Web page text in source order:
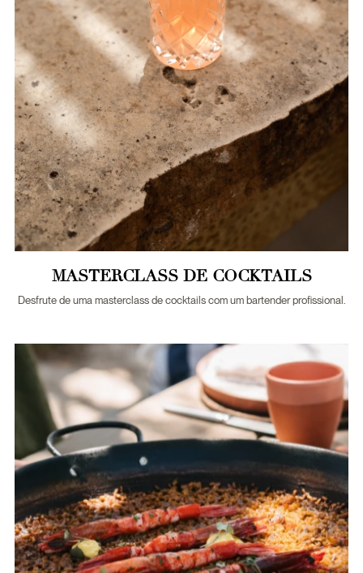
MASTERCLASS DE COCKTAILS
Desfrute de uma masterclass de cocktails com um bartender profissional.